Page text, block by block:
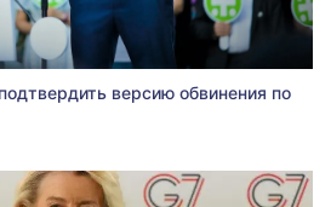
версию обвинения по